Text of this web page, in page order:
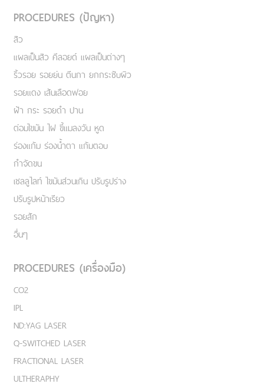
PROCEDURES (ปัญหา)
สิว
แผลเป็นสิว คีลอยด์ แผลเป็นต่างๆ
ริ้วรอย รอยย่น ตีนกา ยกกระชับผิว
รอยแดง เส้นเลือดฟอย
ฝ้า กระ รอยดำ ปาน
ต่อมไขมัน ไฝ ขี้แมลงวัน หูด
ร่องแก้ม ร่องน้ำตา แก้มตอบ
กำจัดขน
เชลลูไลท์ ไขมันส่วนเกิน ปรับรูปร่าง
ปรับรูปหน้าเรียว
รอยสัก
อื่นๆ
PROCEDURES (เครื่องมือ)
CO2
IPL
ND:YAG LASER
Q-SWITCHED LASER
FRACTIONAL LASER
ULTHERAPHY